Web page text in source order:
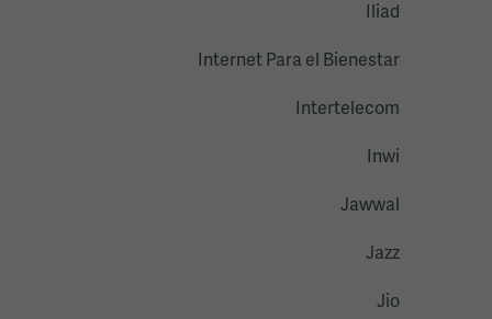
Iliad
Internet Para el Bienestar
Intertelecom
Inwi
Jawwal
Jazz
Jio